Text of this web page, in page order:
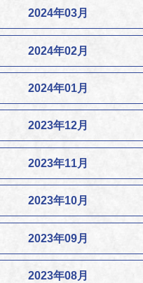
2024年03月
2024年02月
2024年01月
2023年12月
2023年11月
2023年10月
2023年09月
2023年08月